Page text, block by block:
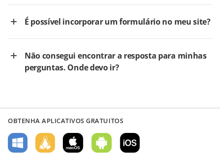
É possível incorporar um formulário no meu site?
Não consegui encontrar a resposta para minhas
perguntas. Onde devo ir?
OBTENHA APLICATIVOS GRATUITOS